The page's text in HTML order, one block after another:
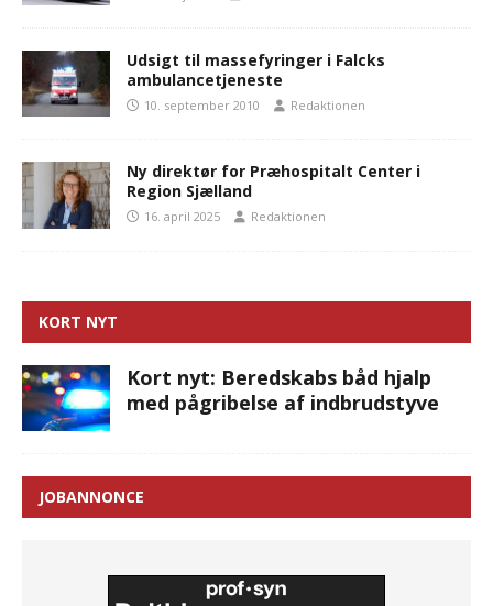
Udsigt til massefyringer i Falcks
ambulancetjeneste
10. september 2010 Redaktionen
Ny direktør for Præhospitalt Center i
Region Sjælland
16. april 2025 Redaktionen
KORT NYT
Kort nyt: Beredskabs båd hjalp
med pågribelse af indbrudstyve
JOBANNONCE